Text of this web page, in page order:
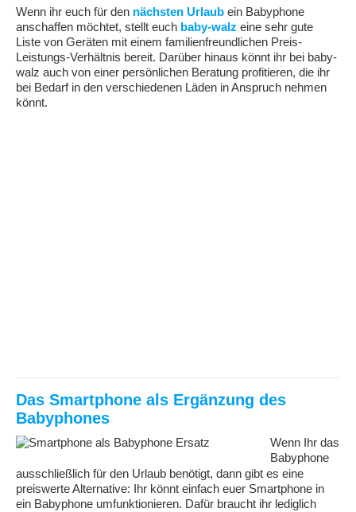
Wenn ihr euch für den nächsten Urlaub ein Babyphone
anschaffen möchtet, stellt euch baby-walz eine sehr gute
Liste von Geräten mit einem familienfreundlichen Preis-
Leistungs-Verhältnis bereit. Darüber hinaus könnt ihr bei baby-
walz auch von einer persönlichen Beratung profitieren, die ihr
bei Bedarf in den verschiedenen Läden in Anspruch nehmen
könnt.
Das Smartphone als Ergänzung des
Babyphones
Wenn Ihr das
Babyphone
ausschließlich für den Urlaub benötigt, dann gibt es eine
preiswerte Alternative: Ihr könnt einfach euer Smartphone in
ein Babyphone umfunktionieren. Dafür braucht ihr lediglich